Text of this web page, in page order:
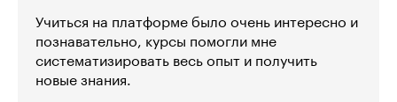
Учиться на платформе было очень интересно и
познавательно, курсы помогли мне
систематизировать весь опыт и получить
новые знания.